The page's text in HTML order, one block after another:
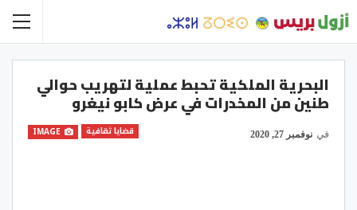
البحرية الملكية تحبط عملية لتهريب حوالي
طنين من المخدرات في عرض كابو نيغرو
قضايا ثقافية في نوفمبر 27, 2020